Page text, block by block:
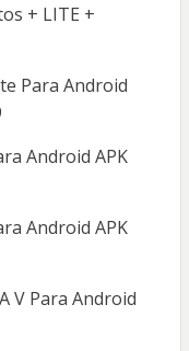
+ LITE +
Para Android
Android APK
Android APK
V Para Android